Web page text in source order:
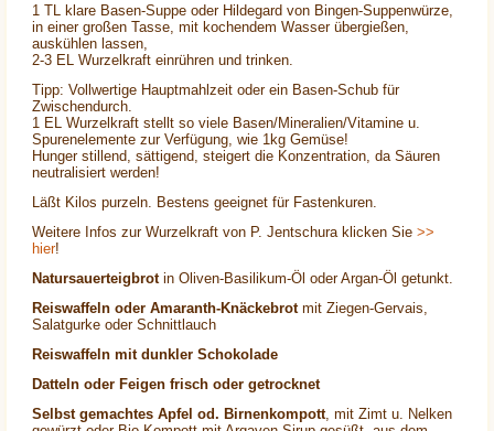
1 TL klare Basen-Suppe oder Hildegard von Bingen-Suppenwürze,
in einer großen Tasse, mit kochendem Wasser übergießen,
auskühlen lassen,
2-3 EL Wurzelkraft einrühren und trinken.
Tipp: Vollwertige Hauptmahlzeit oder ein Basen-Schub für
Zwischendurch.
1 EL Wurzelkraft stellt so viele Basen/Mineralien/Vitamine u.
Spurenelemente zur Verfügung, wie 1kg Gemüse!
Hunger stillend, sättigend, steigert die Konzentration, da Säuren
neutralisiert werden!
Läßt Kilos purzeln. Bestens geeignet für Fastenkuren.
Weitere Infos zur Wurzelkraft von P. Jentschura klicken Sie>>
hier!
Natursauerteigbrotin Oliven-Basilikum-Öl oder Argan-Öl getunkt.
Reiswaffeln oder Amaranth-Knäckebrotmit Ziegen-Gervais,
Salatgurke oder Schnittlauch
Reiswaffeln mit dunkler Schokolade
Datteln oder Feigen frisch oder getrocknet
Selbst gemachtes Apfel od. Birnenkompott, mit Zimt u. Nelken